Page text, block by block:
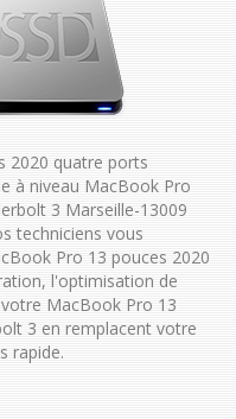
2020 quatre ports
à niveau MacBook Pro
3 Marseille-13009
techniciens vous
Pro 13 pouces 2020
l'optimisation de
MacBook Pro 13
3 en remplacent votre
rapide.